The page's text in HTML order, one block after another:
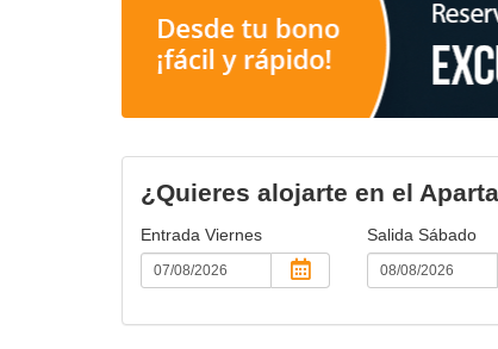
¿Quieres alojarte en el
Entrada Viernes Salida Sábado